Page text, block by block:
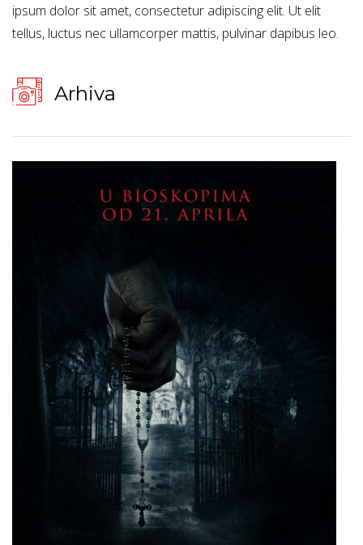
ipsum dolor sit amet, consectetur adipiscing elit. Ut elit
tellus, luctus nec ullamcorper mattis, pulvinar dapibus leo.
Arhiva